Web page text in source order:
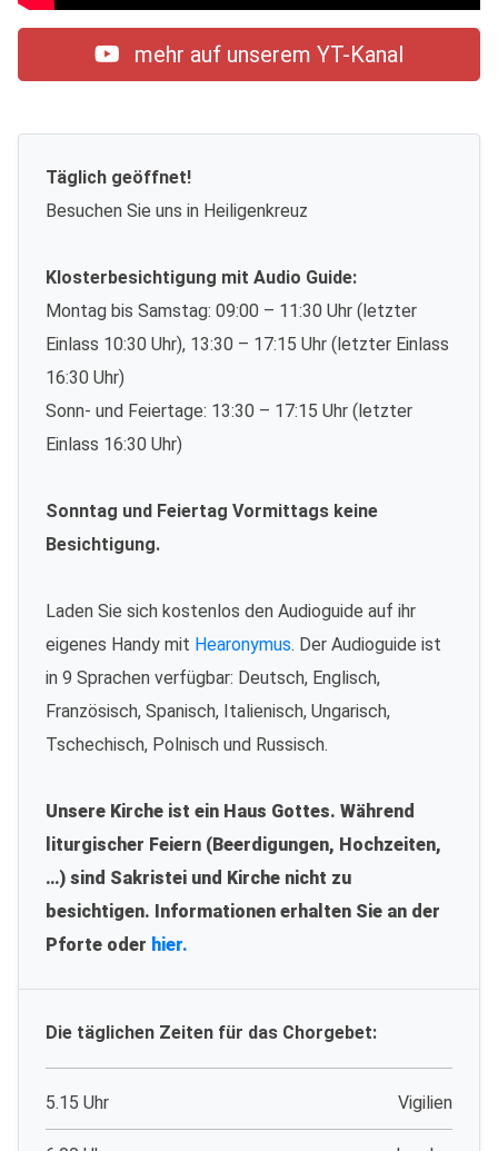
mehr auf unserem YT-Kanal
Täglich geöffnet!
Besuchen Sie uns in Heiligenkreuz
Klosterbesichtigung mit Audio Guide:
Montag bis Samstag: 09:00 – 11:30 Uhr (letzter
Einlass 10:30 Uhr), 13:30 – 17:15 Uhr (letzter Einlass
16:30 Uhr)
Sonn- und Feiertage: 13:30 – 17:15 Uhr (letzter
Einlass 16:30 Uhr)
Sonntag und Feiertag Vormittags keine
Besichtigung.
Laden Sie sich kostenlos den Audioguide auf ihr
eigenes Handy mit Hearonymus. Der Audioguide ist
in 9 Sprachen verfügbar: Deutsch, Englisch,
Französisch, Spanisch, Italienisch, Ungarisch,
Tschechisch, Polnisch und Russisch.
Unsere Kirche ist ein Haus Gottes. Während
liturgischer Feiern (Beerdigungen, Hochzeiten,
…) sind Sakristei und Kirche nicht zu
besichtigen. Informationen erhalten Sie an der
Pforte oder hier.
Die täglichen Zeiten für das Chorgebet:
5.15 Uhr Vigilien